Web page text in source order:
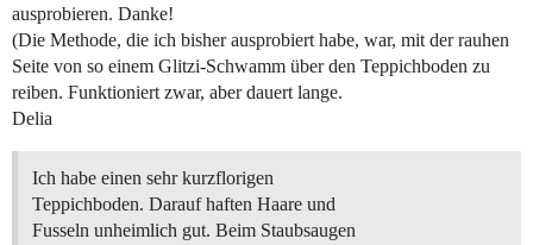
ausprobieren. Danke!
(Die Methode, die ich bisher ausprobiert habe, war, mit der rauhen
Seite von so einem Glitzi-Schwamm über den Teppichboden zu
reiben. Funktioniert zwar, aber dauert lange.
Delia
Ich habe einen sehr kurzflorigen
Teppichboden. Darauf haften Haare und
Fusseln unheimlich gut. Beim Staubsaugen